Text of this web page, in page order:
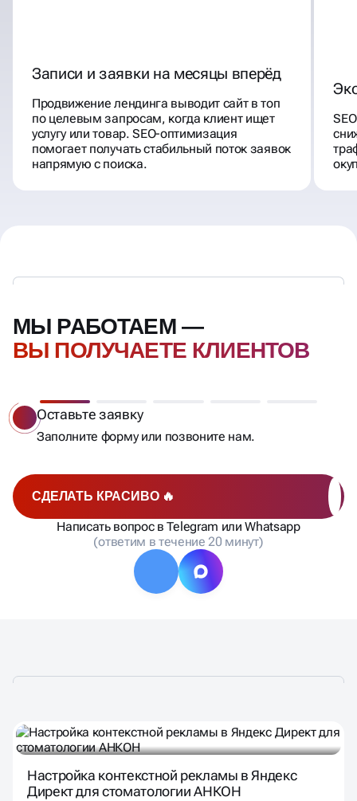
Записи и заявки на месяцы вперёд
Продвижение лендинга выводит сайт в топ
по целевым запросам, когда клиент ищет
услугу или товар. SEO-оптимизация
помогает получать стабильный поток заявок
напрямую с поиска.
МЫ РАБОТАЕМ —
ВЫ ПОЛУЧАЕТЕ КЛИЕНТОВ
СДЕЛАТЬ КРАСИВО 🔥
Написать вопрос в Telegram или Whatsapp
(ответим в течение 20 минут)
Оставьте заявку
Заполните форму или позвоните нам.
Настройка контекстной рекламы в Яндекс
Директ для стоматологии АНКОН